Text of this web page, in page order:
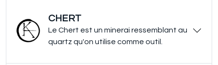
CHERT
Le Chert est un minerai ressemblant au
quartz qu'on utilise comme outil.